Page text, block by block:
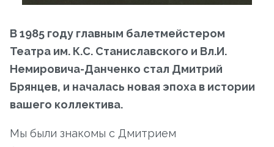
В 1985 году главным балетмейстером
Театра им. К.С. Станиславского и Вл.И.
Немировича-Данченко стал Дмитрий
Брянцев, и началась новая эпоха в истории
вашего коллектива.
Мы были знакомы с Дмитрием